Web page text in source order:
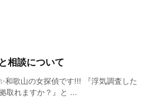
相談について
和歌山の女探偵です!!! 『浮気調査した
取れますか？』と ...